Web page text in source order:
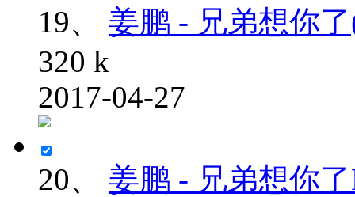
19、
姜鹏 - 兄弟想你
320 k
2017-04-27
20、
姜鹏 - 兄弟想你